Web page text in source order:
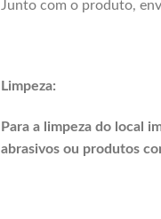
Junto com o produto,
Limpeza:
Para a limpeza do local
abrasivos ou produtos